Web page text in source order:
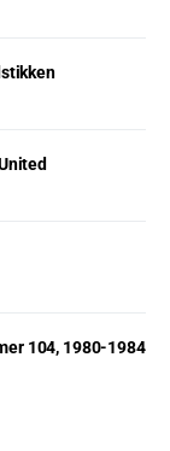
104, 1980-1984